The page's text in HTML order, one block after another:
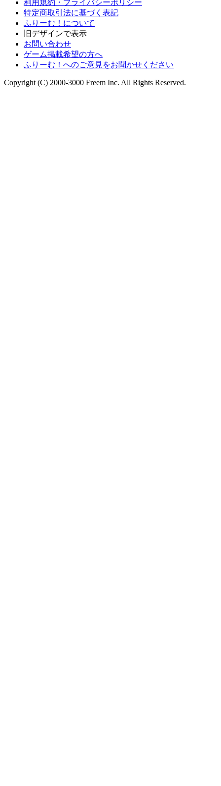
利用規約・プライバシーポリシー
特定商取引法に基づく表記
ふりーむ！について
旧デザインで表示
お問い合わせ
ゲーム掲載希望の方へ
ふりーむ！へのご意見をお聞かせください
Copyright (C) 2000-3000 Freem Inc. All Rights Reserved.